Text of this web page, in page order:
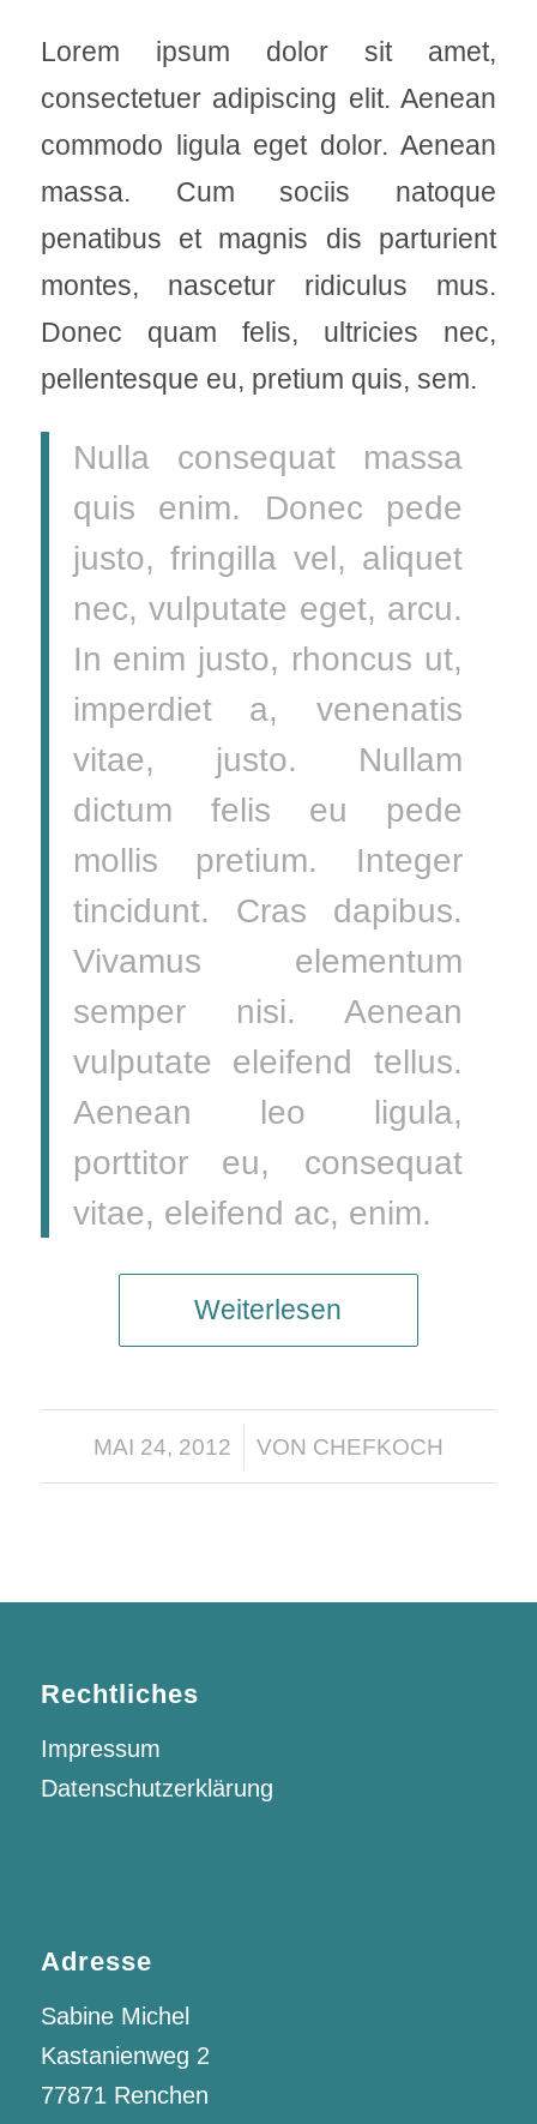
Lorem ipsum dolor sit amet,
consectetuer adipiscing elit. Aenean
commodo ligula eget dolor. Aenean
massa. Cum sociis natoque
penatibus et magnis dis parturient
montes, nascetur ridiculus mus.
Donec quam felis, ultricies nec,
pellentesque eu, pretium quis, sem.
Nulla consequat massa
quis enim. Donec pede
justo, fringilla vel, aliquet
nec, vulputate eget, arcu.
In enim justo, rhoncus ut,
imperdiet a, venenatis
vitae, justo. Nullam
dictum felis eu pede
mollis pretium. Integer
tincidunt. Cras dapibus.
Vivamus elementum
semper nisi. Aenean
vulputate eleifend tellus.
Aenean leo ligula,
porttitor eu, consequat
vitae, eleifend ac, enim.
Weiterlesen
MAI 24, 2012
/ VON CHEFKOCH
Rechtliches
Impressum
Datenschutzerklärung
Adresse
Sabine Michel
Kastanienweg 2
77871 Renchen